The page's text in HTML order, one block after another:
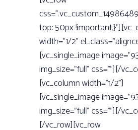
top: 50px
width=”1/2”
[vc_single_image
img_size=”full” css=””][/
[vc_column width=”1/2”]
[vc_single_image
img_size=”full” css=””][/
[/vc_row][vc_row